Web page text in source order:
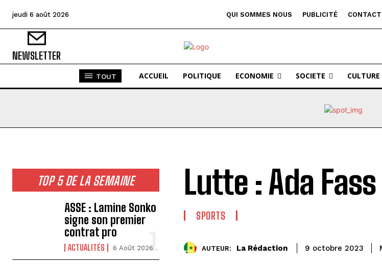
jeudi 6 août 2026 QUI SOMMES NOUS PUBLICITÉ
NEWSLETTER
TOUT ACCUEIL POLITIQUE ECONOMIE SOCIETE CULTURE
TOP 5 DE LA SEMAINE
ASSE : Lamine Sonko
signe son premier
contrat pro
ACTUALITÉS 6 Août 2026
Lutte : Ada
SPORTS
AUTEUR: La Rédaction 9 octobre 2023